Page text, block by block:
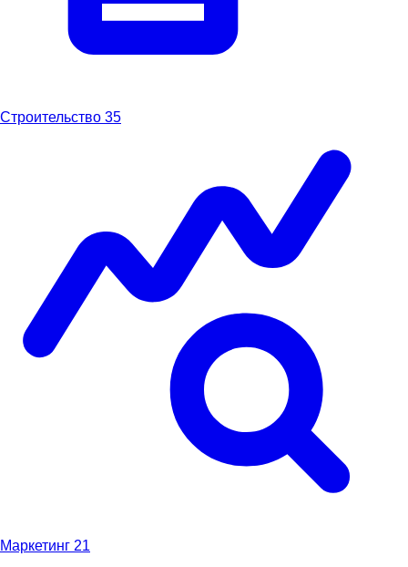
Строительство 35
Маркетинг 21